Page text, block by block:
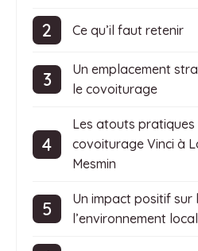
Ce qu’il faut retenir
Un emplacement
le covoiturage
Les atouts
covoiturage Vinci à
Mesmin
Un impact positif sur
l’environnement local